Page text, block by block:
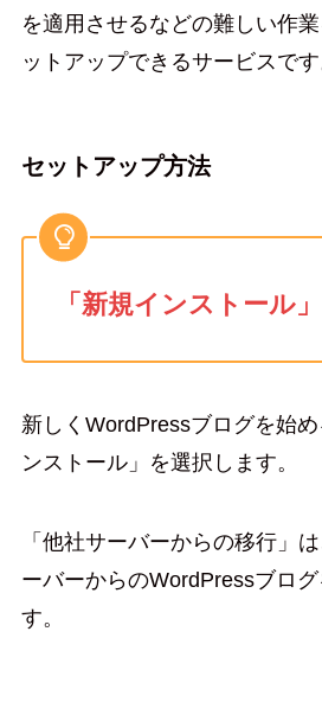
を適用させるなどの難しい作
ットアップできるサービスです
セットアップ方法
「新規インストール
新しくWordPressブログを始
ンストール」を選択します。
「他社サーバーからの移行」
ーバーからのWordPressブロ
す。